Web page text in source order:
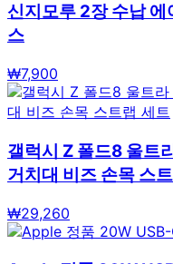
신지모루 2장 수납 에
스
₩7,900
갤럭시 Z 폴드8 울트
거치대 비즈 손목 스
₩29,260